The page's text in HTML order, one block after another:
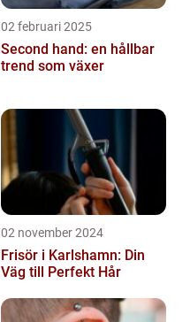
02 februari 2025
Second hand: en hållbar
trend som växer
02 november 2024
Frisör i Karlshamn: Din
Väg till Perfekt Hår